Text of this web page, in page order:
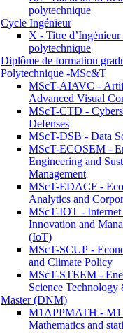
polytechnique
Cycle Ingénieur
X - Titre
polytechnique
Diplôme de formation
Polytechnique -MSc&T
MScT-AIAVC -
Advanced Visual
MScT-CTD -
Defenses
MScT-DSB - Data
MScT-ECOSEM -
Engineering and
Management
MScT-EDACF -
Analytics and
MScT-IOT -
Innovation and
(IoT)
MScT-SCUP -
and Climate Policy
MScT-STEEM -
Science Technology
Master (DNM)
M1APPMATH - M1
Mathematics and